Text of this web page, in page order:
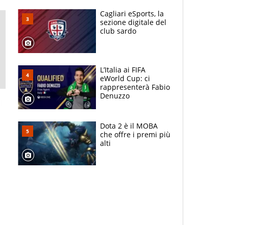
Cagliari eSports, la
sezione digitale del
club sardo
L’Italia ai FIFA
eWorld Cup: ci
rappresenterà Fabio
Denuzzo
Dota 2 è il MOBA
che offre i premi più
alti